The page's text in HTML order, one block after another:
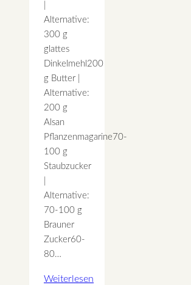
Alternative:
300 g
glattes
Dinkelmehl200
g Butter |
Alternative:
200 g
Alsan
Pflanzenmagarine70-
100 g
Staubzucker
Alternative:
70-100 g
Brauner
Zucker60-
80…
Weiterlesen